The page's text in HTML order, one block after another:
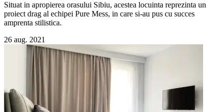
Situat in apropierea orasului Sibiu, acestea locuinta reprezinta un
proiect drag al echipei Pure Mess, in care si-au pus cu succes
amprenta stilistica.
26 aug. 2021